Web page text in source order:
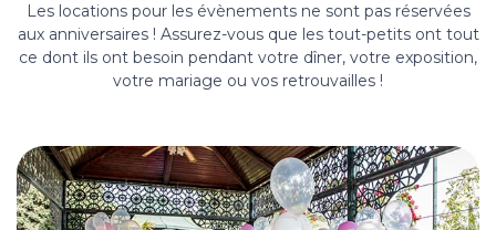
Les locations pour les évènements ne sont pas réservées
aux anniversaires ! Assurez-vous que les tout-petits ont tout
ce dont ils ont besoin pendant votre dîner, votre exposition,
votre mariage ou vos retrouvailles !